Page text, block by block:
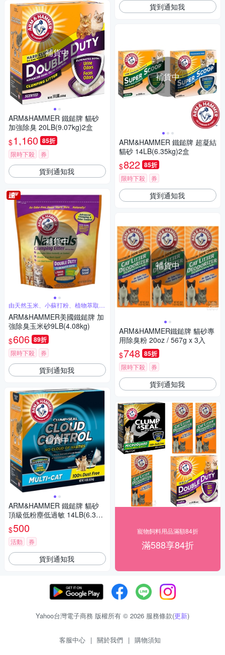
補貨中
ARM&HAMMER 鐵鎚牌 貓砂
加強除臭 20LB(9.07kg)2盒
$1,160 85折
限時下殺 券
貨到通知我
補貨中
由天然玉米、小蘇打粉、植物萃取物
製成
ARM&HAMMER美國鐵鎚牌 加
強除臭玉米砂9LB(4.08kg)
$606 89折
限時下殺 券
貨到通知我
補貨中
ARM&HAMMER 鐵鎚牌 貓砂
頂級低粉塵低過敏 14LB(6.35k
g)
$500
活動 券
貨到通知我
貨到通知我
補貨中
ARM&HAMMER 鐵鎚牌 超凝結
貓砂 14LB(6.35kg)2盒
$822 85折
限時下殺 券
貨到通知我
補貨中
ARM&HAMMER鐵鎚牌 貓砂專
用除臭粉 20oz / 567g x 3入
$748 85折
限時下殺 券
貨到通知我
寵物飼料用品滿額84折
滿588享84折
Yahoo台灣電子商務 版權所有 © 2026 服務條款(更新)
客服中心 | 關於我們 | 購物須知